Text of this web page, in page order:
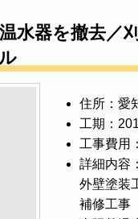
水器を撤去
住所：愛
工期：
工事費用
詳細内容
外壁塗装
補修工事